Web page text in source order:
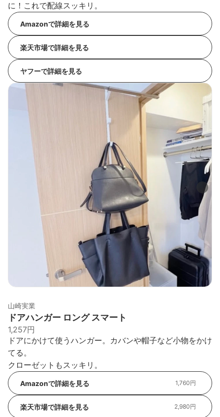
に！これで配線スッキリ。
Amazonで詳細を見る
楽天市場で詳細を見る
ヤフーで詳細を見る
山崎実業
ドアハンガー ロング スマート
1,257円
ドアにかけて使うハンガー。カバンや帽子など小物をかけ
てる。
クローゼットもスッキリ。
Amazonで詳細を見る 1,760円
楽天市場で詳細を見る 2,980円